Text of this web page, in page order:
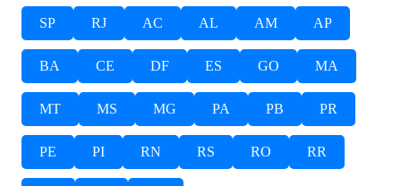
SP RJ AC AL AM AP
BA CE DF ES GO MA
MT MS MG PA PB PR
PE PI RN RS RO RR